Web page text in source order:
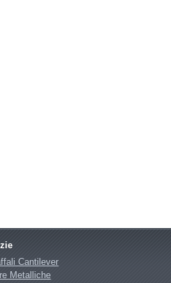
Cantilever
Metalliche